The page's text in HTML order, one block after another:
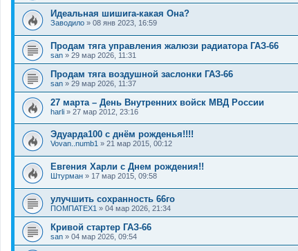
Идеальная шишига-какая Она?
Заводило » 08 янв 2023, 16:59
Продам тяга управления жалюзи радиатора ГАЗ-66
san » 29 мар 2026, 11:31
Продам тяга воздушной заслонки ГАЗ-66
san » 29 мар 2026, 11:37
27 марта – День Внутренних войск МВД России
harli » 27 мар 2012, 23:16
Эдуарда100 с днём рожденья!!!!
Vovan..numb1 » 21 мар 2015, 00:12
Евгения Харли с Днем рождения!!
Штурман » 17 мар 2015, 09:58
улучшить сохранность 66го
ПОМПАТЕХ1 » 04 мар 2026, 21:34
Кривой стартер ГАЗ-66
san » 04 мар 2026, 09:54